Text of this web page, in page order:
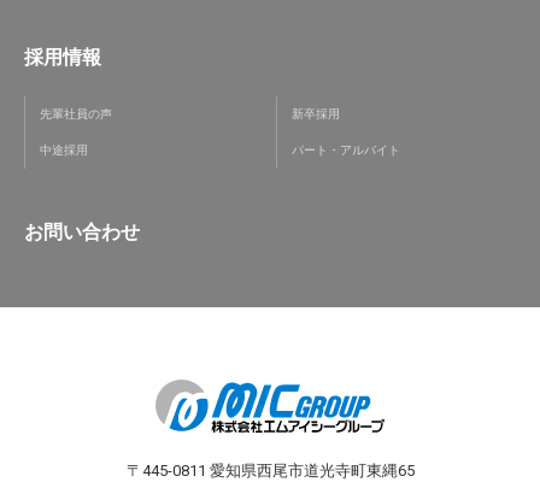
採用情報
先輩社員の声 新卒採用
中途採用 パート・アルバイト
お問い合わせ
〒445-0811 愛知県西尾市道光寺町東縄65